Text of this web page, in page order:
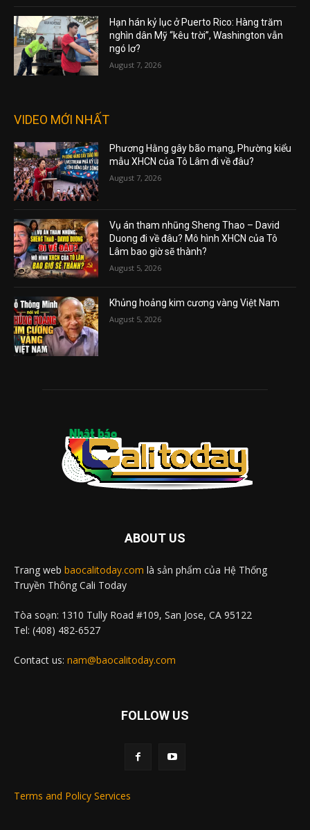
Hạn hán kỷ lục ở Puerto Rico: Hàng trăm
nghìn dân Mỹ “kêu trời”, Washington vẫn
ngó lơ?
August 7, 2026
VIDEO MỚI NHẤT
Phương Hằng gây bão mạng, Phường kiểu
mẫu XHCN của Tô Lâm đi về đâu?
August 7, 2026
Vụ án tham nhũng Sheng Thao – David
Duong đi về đâu? Mô hình XHCN của Tô
Lâm bao giờ sẽ thành?
August 5, 2026
Khủng hoảng kim cương vàng Việt Nam
August 5, 2026
ABOUT US
Trang web baocalitoday.com là sản phẩm của Hệ Thống
Truyền Thông Cali Today
Tòa soạn: 1310 Tully Road #109, San Jose, CA 95122
Tel: (408) 482-6527
Contact us: nam@baocalitoday.com
FOLLOW US
Terms and Policy Services